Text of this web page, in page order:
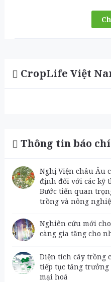
CropLife Việt
Thông tin báo chí
Nghị Viện châu Âu
định đối với các kỹ
Bước tiến quan
trồng và nông
Nghiên cứu mới
càng gia tăng cho
Diện tích cây trồng
tiếp tục tăng
mại hoá